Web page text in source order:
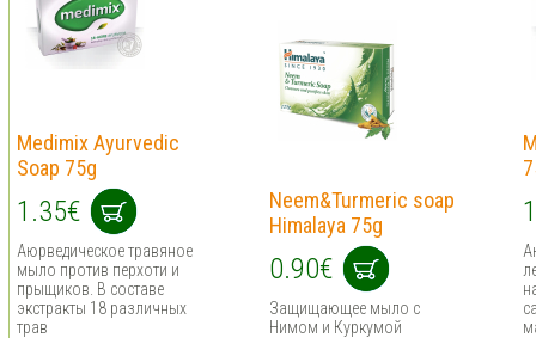
Medimix Ayurvedic
Soap 75g
1.35€
Аюрведическое травяное
мыло против перхоти и
прыщиков. В составe
экстракты 18 различных
трав
Neem&Turmeric soap
Himalaya 75g
0.90€
Защищающее мыло с
Нимом и Куркумой